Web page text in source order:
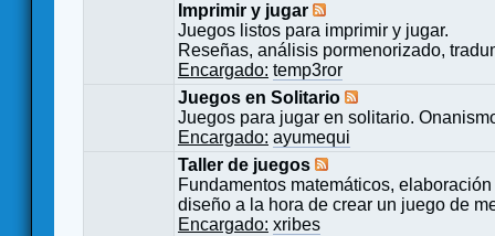
Imprimir y jugar
Juegos listos para imprimir y jugar.
Reseñas, análisis pormenorizado,
Encargado: temp3ror
Juegos en Solitario
Juegos para jugar en solitario.
Encargado: ayumequi
Taller de juegos
Fundamentos matemáticos,
diseño a la hora de crear un juego de
Encargado: xribes